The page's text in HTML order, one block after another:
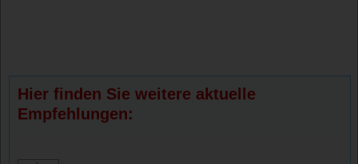
Hier finden Sie weitere aktuelle
Empfehlungen: